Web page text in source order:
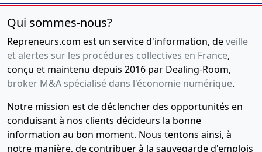
Qui sommes-nous?
Repreneurs.com est un service d'information, deveille
et alertes sur les procédures collectives en France,
conçu et maintenu depuis 2016 par Dealing-Room,
broker M&A spécialisé dans l'économie numérique.
Notre mission est de déclencher des opportunités en
conduisant à nos clients décideurs la bonne
information au bon moment. Nous tentons ainsi, à
notre manière, de contribuer à la sauvegarde d'emplois